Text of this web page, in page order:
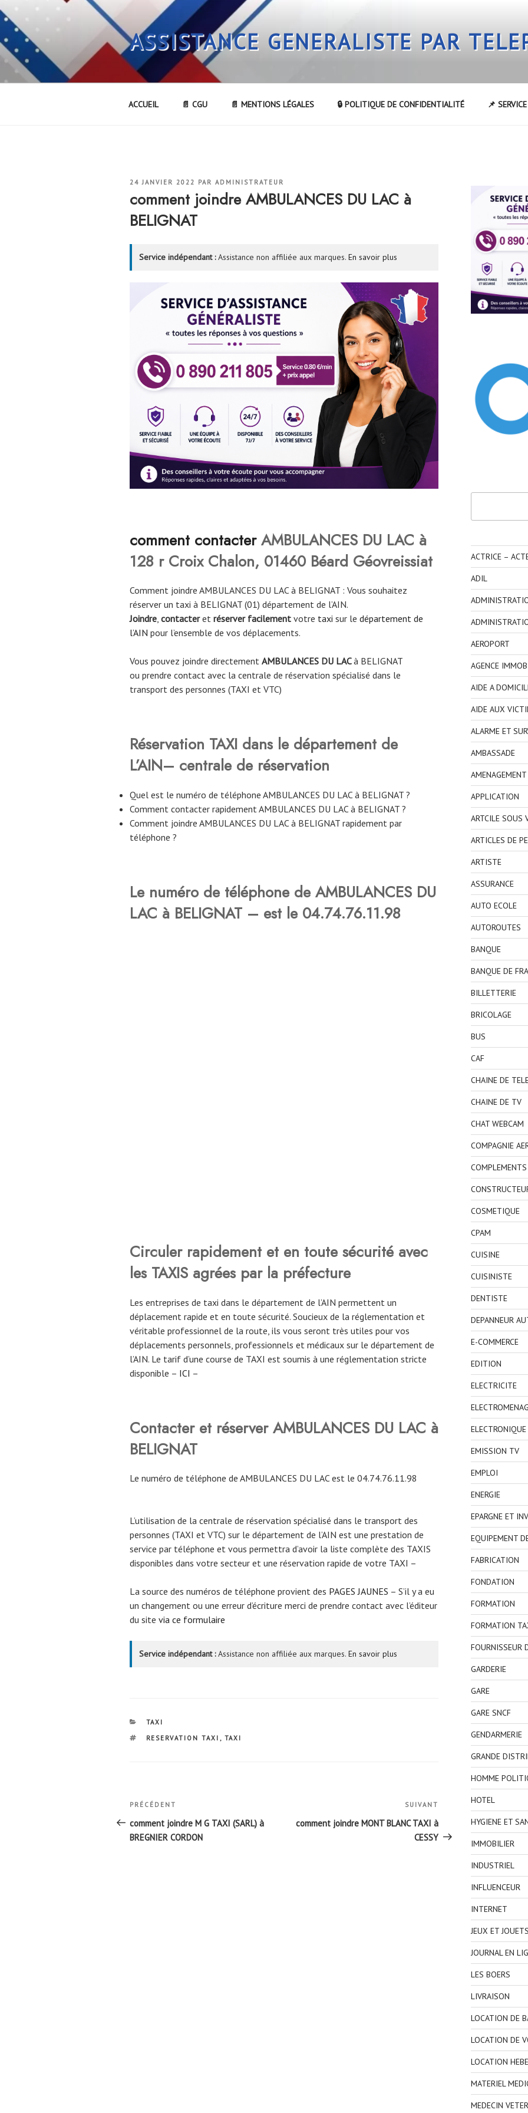
Aller
au
contenu
principal
ASSISTANCE GENERALISTE PAR
ACCUEIL 📄 CGU 📄 MENTIONS LÉGALES 🔒 POLITIQUE DE CONFIDENTIALITÉ 📌
PUBLIÉ
24 JANVIER 2022 PAR ADMINISTRATEUR
comment joindre AMBULANCES DU LAC à
BELIGNAT
Service indépendant :Assistance non affiliée aux marques. En savoir plus
comment contacterAMBULANCES DU LAC à
128 r Croix Chalon, 01460 Béard Géovreissiat
Comment joindre AMBULANCES DU LAC à BELIGNAT : Vous souhaitez
réserver un taxi à BELIGNAT (01) département de l’AIN.
Joindre, contacteret réserver facilement votre taxi sur le département de
l’AIN pour l’ensemble de vos déplacements.
Vous pouvez joindre directement AMBULANCES DU LACà BELIGNAT
ou prendre contact avec la centrale de réservation spécialisé dans le
transport des personnes (TAXI et VTC)
Réservation TAXI dans le département de
L’AIN– centrale de réservation
Quel est le numéro de téléphone AMBULANCES DU LAC à BELIGNAT ?
Comment contacter rapidement AMBULANCES DU LAC à BELIGNAT ?
Comment joindre AMBULANCES DU LAC à BELIGNAT rapidement par
téléphone ?
Le numéro de téléphone de AMBULANCES DU
LAC à BELIGNAT – est le 04.74.76.11.98
Circuler rapidement et en toute sécurité avec
les TAXIS agrées par la préfecture
Les entreprises de taxi dans le département de l’AIN permettent un
déplacement rapide et en toute sécurité. Soucieux de la réglementation et
véritable professionnel de la route, ils vous seront très utiles pour vos
déplacements personnels, professionnels et médicaux sur le département de
l’AIN. Le tarif d’une course de TAXI est soumis à une réglementation stricte
disponible – ICI –
Contacter et réserver AMBULANCES DU LAC à
BELIGNAT
Le numéro de téléphone de AMBULANCES DU LAC est le 04.74.76.11.98
L’utilisation de la centrale de réservation spécialisé dans le transport des
personnes (TAXI et VTC) sur le département de l’AIN est une prestation de
service par téléphone et vous permettra d’avoir la liste complète des TAXIS
disponibles dans votre secteur et une réservation rapide de votre TAXI –
La source des numéros de téléphone provient des PAGES JAUNES – S’il y a eu
un changement ou une erreur d’écriture merci de prendre contact avec l’éditeur
du site via ce formulaire
Service indépendant :Assistance non affiliée aux marques. En savoir plus
CATÉGORIES
TAXI
ÉTIQUETTES
RESERVATION TAXI , TAXI
Navigation
de
l’article
Article
précédent
PRÉCÉDENT
comment joindre M G TAXI (SARL) à
BREGNIER CORDON
suivant
SUIVANT
comment joindre MONT BLANC TAXI à
CESSY
ACTRICE –
ADIL
AEROPORT
AGENCE
AIDE A
AIDE AUX
ALARME ET
AMBASSADE
APPLICATION
ARTCILE SOUS
ARTICLES DE
ARTISTE
ASSURANCE
AUTO ECOLE
AUTOROUTES
BANQUE
BANQUE DE
BILLETTERIE
BRICOLAGE
BUS
CAF
CHAINE DE
CHAINE DE TV
CHAT WEBCAM
COMPAGNIE
COSMETIQUE
CPAM
CUISINE
CUISINISTE
DENTISTE
DEPANNEUR
E-COMMERCE
EDITION
ELECTRICITE
EMISSION TV
EMPLOI
ENERGIE
EPARGNE ET
EQUIPEMENT
FABRICATION
FONDATION
FORMATION
FORMATION
FOURNISSEUR
GARDERIE
GARE
GARE SNCF
GENDARMERIE
GRANDE
HOMME
HOTEL
HYGIENE ET
IMMOBILIER
INDUSTRIEL
INFLUENCEUR
INTERNET
JEUX ET JOUETS
JOURNAL EN
LES BOERS
LIVRAISON
LOCATION DE
LOCATION DE
LOCATION
MATERIEL
MEDECIN